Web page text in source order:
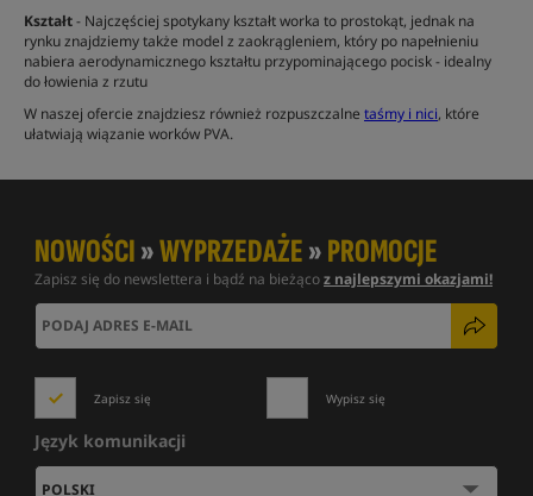
Kształt- Najczęściej spotykany kształt worka to prostokąt, jednak na
rynku znajdziemy także model z zaokrągleniem, który po napełnieniu
nabiera aerodynamicznego kształtu przypominającego pocisk - idealny
do łowienia z rzutu
W naszej ofercie znajdziesz również rozpuszczalne taśmy i nici, które
ułatwiają wiązanie worków PVA.
NOWOŚCI»WYPRZEDAŻE»PROMOCJE
Zapisz się do newslettera i bądź na bieżącoz najlepszymi okazjami!
Zapisz się Wypisz się
Język komunikacji